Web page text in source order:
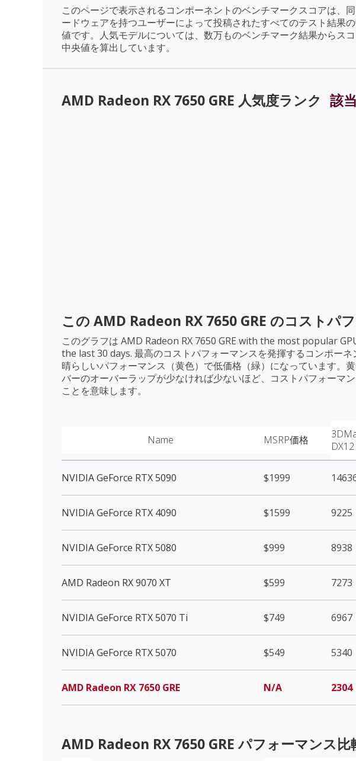
このページで表示されるコンポーネントのベンチマークスコアは、
ードウェアを持つユーザーによって投稿されたすべてのテスト結果
値です。人気モデルについては、数万ものベンチマーク結果からス
中央値を算出しています。
AMD Radeon RX 7650 GRE 人気度ランク 該
この AMD Radeon RX 7650 GRE のコストパ
このグラフは AMD Radeon RX 7650 GRE with the most popular
the last 30 days. 最高のコストパフォーマンスを発揮するコンポーネ
晴らしいパフォーマンス（黄色）で低価格（緑）になっています。
バーのオーバーラップが少なければ少ないほど、コストパフォーマ
ことを意味します。
Name MSRP価格
NVIDIA GeForce RTX 5090 $1999
NVIDIA GeForce RTX 4090 $1599 9225
NVIDIA GeForce RTX 5080 $999 8938
AMD Radeon RX 9070 XT $599 7273
NVIDIA GeForce RTX 5070 Ti $749 6967
NVIDIA GeForce RTX 5070 $549 5340
AMD Radeon RX 7650 GRE N/A 2304
AMD Radeon RX 7650 GREパフォーマンス比